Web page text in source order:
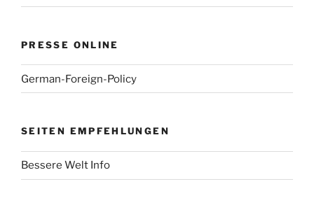
PRESSE ONLINE
German-Foreign-Policy
SEITEN EMPFEHLUNGEN
Bessere Welt Info